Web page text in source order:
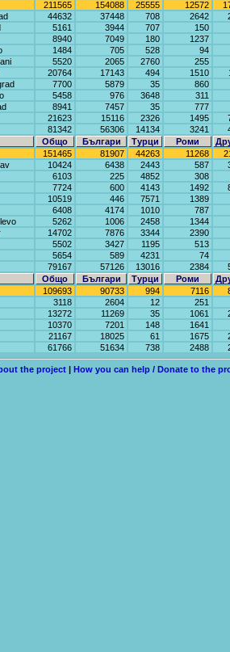
211565 154088 25555 12572
44632 37448 708 2642
5161 3944 707
150
8940 7049 180
1237
1484 705 528
94
5520 2065 2760
255
20764 17143 494 1510
7700 5879 35
860
5458 976 3648
311
8941 7457 35
777
21623 15116 2326 1495
81342 56306 14134 3241
Общо
Българи Турци Роми
151465 81907 44263 11268
10424 6438 2443 587
6103 225 4852
308
7724 600 4143 1492
10519 446 7571
1389
6408 4174 1010
787
5262 1006 2458
1344
14702 7876 3344
2390
5502 3427 1195
513
5654 589 4231
74
79167 57126 13016 2384
Общо
Българи Турци Роми
109693 90733 994 7116
3118 2604 12
251
13272 11269 35 1061
10370 7201 148
1641
21167 18025 61 1675
61766 51634 738 2488
the project | How you can help / Donate to the